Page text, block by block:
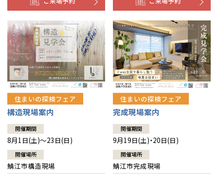
住まいの探検フェア
構造現場案内
開催期間
8月1日(土)～23日(日)
開催場所
鯖江市構造現場
住まいの探検フェア
完成現場案内
開催期間
9月19日(土)・20日(日)
開催場所
鯖江市完成現場